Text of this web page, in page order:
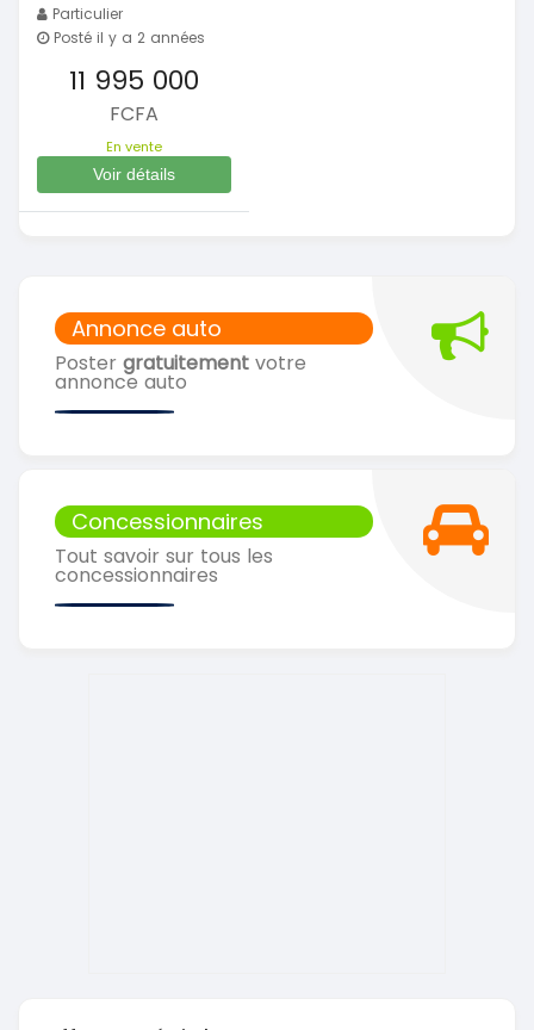
Annonce auto
Poster gratuitement votre
annonce auto
Concessionnaires
Tout savoir sur tous les
concessionnaires
Particulier
Posté il y a 2 années
11 995 000
FCFA
En vente
Voir détails